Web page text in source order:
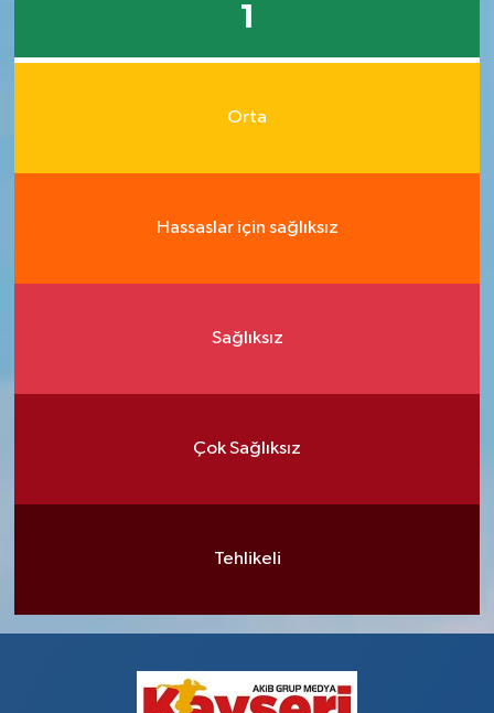
1
Orta
Hassaslar için sağlıksız
Sağlıksız
Çok Sağlıksız
Tehlikeli